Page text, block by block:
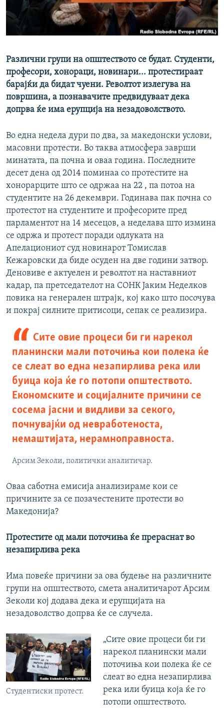
РСЕ веб страници
Различни групи на општеството се будат. Студенти,
професори, хонораци, новинари... протестираат
барајќи да бидат чуени. Револтот излегува на
површина, а познавачите предвидуваат дека
допрва ќе има ерупција на незадоволството.
Во една недела дури по два, за македонски услови,
масовни протести. Во таква атмосфера заврши
минатата, па почна и оваа година. Последните
десет дена од 2014 поминаа со протестите на
хонорарците што се одржаа на 22 , па потоа на
студентите на 26 декември. Годинава пак почна со
протестот на студентите и професорите пред
парламентот на 14 месецов, а неделава што измина
се одржа и протест поради одлуката на
Апелациониот суд новинарот Томислав
Кежаровски да биде осуден на две години затвор.
Деновиве е актуелен и револтот на наставниот
кадар, па претседателот на СОНК Јаким Неделков
повика на генерален штрајк, кој како што посочува
и покрај силните притисоци, сепак се реализира.
Сите овие процеси би ги нарекол
планински мали поточиња кои полека ќе
се слеат во една незапирлива река или
буица која ќе го потопи општеството.
Економските и социјалните причини се
сосема јасни и видливи за секого,
почнувајќи од невработеноста,
немаштијата, нерамноправноста.
Арсим Зеколи, политички аналитичар.
Оваа саботна емисија анализираме кои се
причините за се позачестените протести во
Македонија?
Протестите од мали поточиња ќе прераснат во
незапирлива река
Има повеќе причини за ова будење на различните
групи на општеството, смета аналитичарот Арсим
Зеколи кој додава дека и ерупцијата на
незадоволство допрва ќе се случела.
Студентиски протест.
„Сите овие процеси би ги
нарекол планински мали
поточиња кои полека ќе се
слеат во една незапирлива
река или буица која ќе го
потопи општеството.